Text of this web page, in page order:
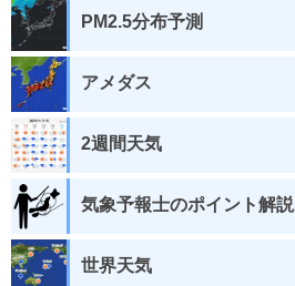
PM2.5分布予測
アメダス
2週間天気
気象予報士のポイント解説
世界天気